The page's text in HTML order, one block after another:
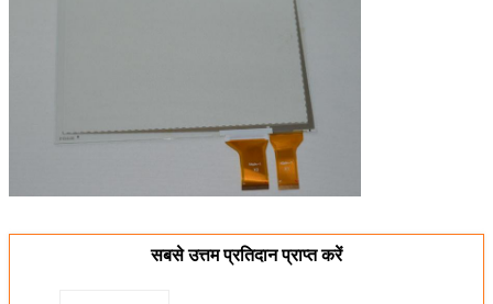
सबसे उत्तम प्रतिदान प्राप्त करें